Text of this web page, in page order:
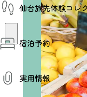
温泉
美味いもの
季節のイベント
プロスポーツチー
仙台の銘品
仙台夜時間
宿泊施設
仙台観光マップ
仙台旅先体験コレ
仙台旅先体験コレ
体験プログラム検
体験事業者から
体験トピックス
体験事業者
宿泊予約
宿泊予約
実用情報